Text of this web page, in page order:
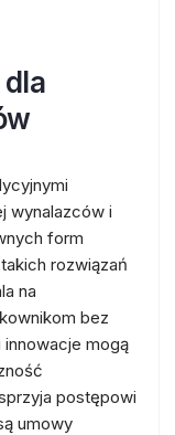
wynalazców i
form
rozwiązań
na
bez
mogą
postępowi
umowy